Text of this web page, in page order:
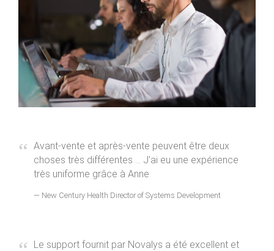
Avant-vente et après-vente peuvent être deux
choses très différentes ... J'ai eu une expérience
très uniforme grâce à Anne
New Century Health Director of Systems Development
Le support fournit par Novalys a été excellent et